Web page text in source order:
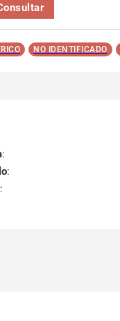
NO IDENTIFICADO
:
:
: